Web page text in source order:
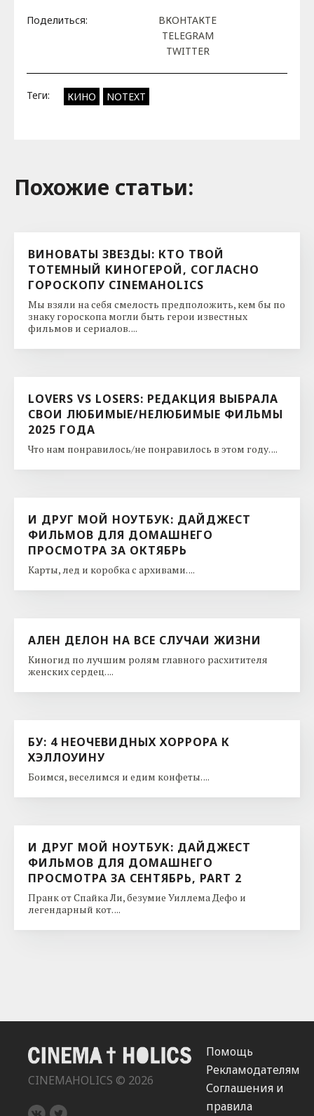
Поделиться:
ВКОНТАКТЕ
TELEGRAM
TWITTER
Теги: КИНО NOTEXT
Похожие cтатьи:
ВИНОВАТЫ ЗВЕЗДЫ: КТО ТВОЙ
ТОТЕМНЫЙ КИНОГЕРОЙ, СОГЛАСНО
ГОРОСКОПУ CINEMAHOLICS
Мы взяли на себя смелость предположить, кем бы по
знаку гороскопа могли быть герои известных
фильмов и сериалов. ...
LOVERS VS LOSERS: РЕДАКЦИЯ ВЫБРАЛА
СВОИ ЛЮБИМЫЕ/НЕЛЮБИМЫЕ ФИЛЬМЫ
2025 ГОДА
Что нам понравилось/не понравилось в этом году. ...
И ДРУГ МОЙ НОУТБУК: ДАЙДЖЕСТ
ФИЛЬМОВ ДЛЯ ДОМАШНЕГО
ПРОСМОТРА ЗА ОКТЯБРЬ
Карты, лед и коробка с архивами. ...
АЛЕН ДЕЛОН НА ВСЕ СЛУЧАИ ЖИЗНИ
Киногид по лучшим ролям главного расхитителя
женских сердец. ...
БУ: 4 НЕОЧЕВИДНЫХ ХОРРОРА К
ХЭЛЛОУИНУ
Боимся, веселимся и едим конфеты. ...
И ДРУГ МОЙ НОУТБУК: ДАЙДЖЕСТ
ФИЛЬМОВ ДЛЯ ДОМАШНЕГО
ПРОСМОТРА ЗА СЕНТЯБРЬ, PART 2
Пранк от Спайка Ли, безумие Уиллема Дефо и
легендарный кот. ...
CINEMAHOLICS © 2026
Помощь
Рекламодателям
Соглашения и
правила